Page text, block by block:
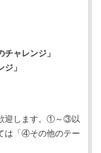
ャレンジ」
」
迎します。①～③以
は「④その他のテー